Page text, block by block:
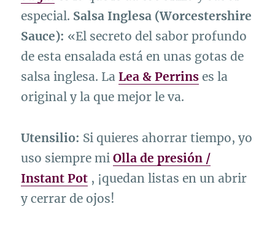
especial. Salsa Inglesa (Worcestershire
Sauce): «El secreto del sabor profundo
de esta ensalada está en unas gotas de
salsa inglesa. LaLea & Perrins es la
original y la que mejor le va.
Utensilio: Si quieres ahorrar tiempo, yo
uso siempre miOlla de presión /
Instant Pot , ¡quedan listas en un abrir
y cerrar de ojos!